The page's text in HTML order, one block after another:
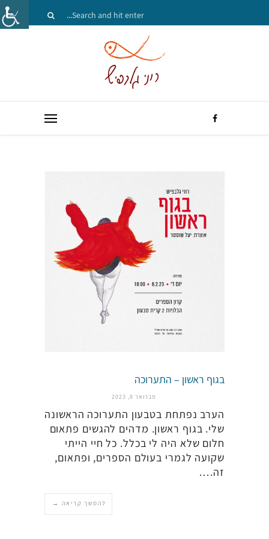
בגוף ראשון – התערוכה
פברואר 8, 2023
הערב נפתחת בטבעון התערוכה הראשונה
שלי. בגוף ראשון. מדהים להגשים פתאום
חלום שלא היה לי בכלל. כל חיי הייתי
שקועה לגמרי בעולם הספרים, ופתאום,
זה.…
להמשך קריאה →